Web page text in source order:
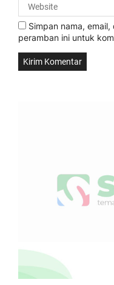
Simpan nama,
peramban ini untuk